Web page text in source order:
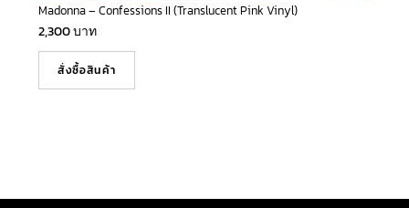
Madonna – Confessions II (Translucent Pink Vinyl)
2,300บาท
สั่งซื้อสินค้า